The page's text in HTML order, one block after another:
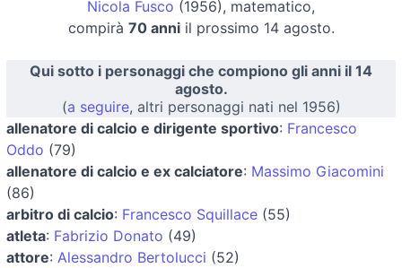
Nicola Fusco (1956), matematico,
compirà 70 anniil prossimo 14 agosto.
Qui sotto i personaggi che compiono gli anni il 14
agosto.
(a seguire, altri personaggi nati nel 1956)
allenatore di calcio e dirigente sportivo: Francesco
Oddo (79)
allenatore di calcio e ex calciatore: Massimo Giacomini
(86)
arbitro di calcio: Francesco Squillace (55)
atleta: Fabrizio Donato (49)
attore: Alessandro Bertolucci (52)